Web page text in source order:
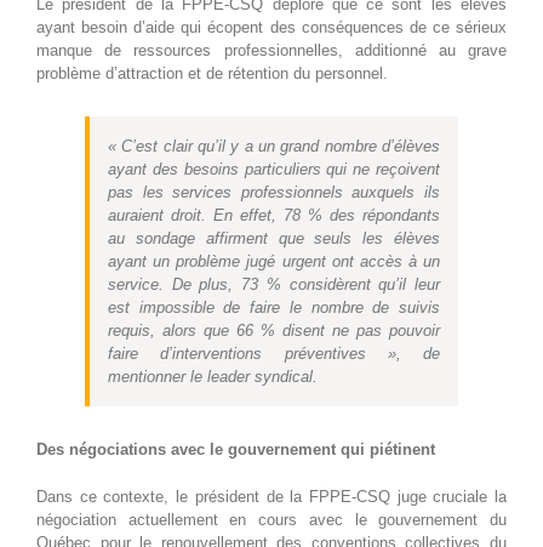
Le président de la FPPE-CSQ déplore que ce sont les élèves
ayant besoin d’aide qui écopent des conséquences de ce sérieux
manque de ressources professionnelles, additionné au grave
problème d’attraction et de rétention du personnel.
« C’est clair qu’il y a un grand nombre d’élèves
ayant des besoins particuliers qui ne reçoivent
pas les services professionnels auxquels ils
auraient droit. En effet, 78 % des répondants
au sondage affirment que seuls les élèves
ayant un problème jugé urgent ont accès à un
service. De plus, 73 % considèrent qu’il leur
est impossible de faire le nombre de suivis
requis, alors que 66 % disent ne pas pouvoir
faire d’interventions préventives », de
mentionner le leader syndical.
Des négociations avec le gouvernement qui piétinent
Dans ce contexte, le président de la FPPE-CSQ juge cruciale la
négociation actuellement en cours avec le gouvernement du
Québec pour le renouvellement des conventions collectives du